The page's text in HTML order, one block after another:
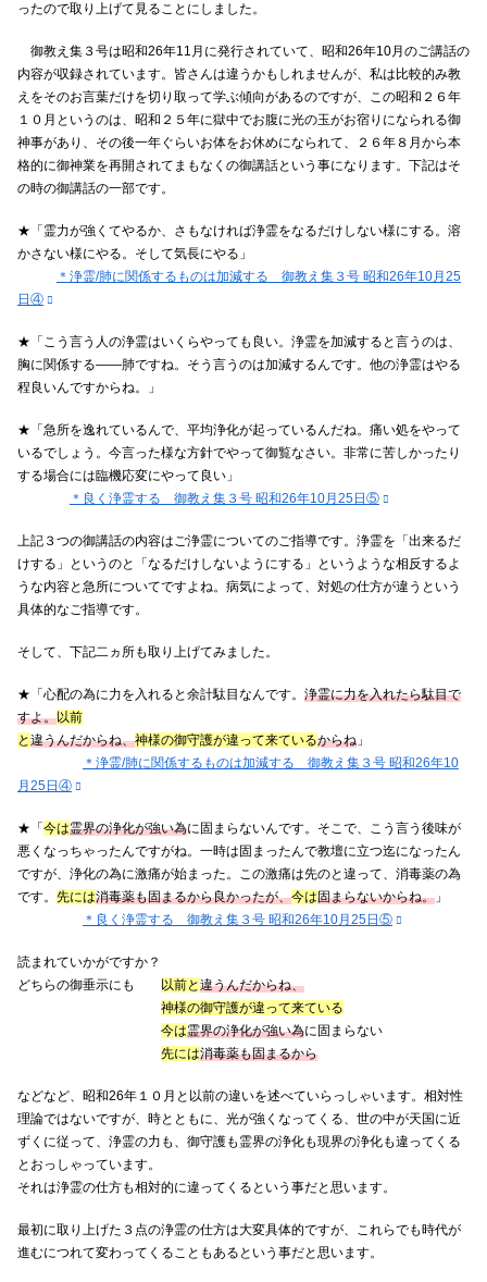
ったので取り上げて見ることにしました。
御教え集３号は昭和26年11月に発行されていて、昭和26年10月のご講話の
内容が収録されています。皆さんは違うかもしれませんが、私は比較的み教
えをそのお言葉だけを切り取って学ぶ傾向があるのですが、この昭和２６年
１０月というのは、昭和２５年に獄中でお腹に光の玉がお宿りになられる御
神事があり、その後一年ぐらいお体をお休めになられて、２６年８月から本
格的に御神業を再開されてまもなくの御講話という事になります。下記はそ
の時の御講話の一部です。
★「霊力が強くてやるか、さもなければ浄霊をなるだけしない様にする。溶
かさない様にやる。そして気長にやる」
＊浄霊/肺に関係するものは加減する 御教え集３号 昭和26年10月25
日④
★「こう言う人の浄霊はいくらやっても良い。浄霊を加減すると言うのは、
胸に関係する――肺ですね。そう言うのは加減するんです。他の浄霊はやる
程良いんですからね。」
★「急所を逸れているんで、平均浄化が起っているんだね。痛い処をやって
いるでしょう。今言った様な方針でやって御覧なさい。非常に苦しかったり
する場合には臨機応変にやって良い」
＊良く浄霊する 御教え集３号 昭和26年10月25日⑤
上記３つの御講話の内容はご浄霊についてのご指導です。浄霊を「出来るだ
けする」というのと「なるだけしないようにする」というような相反するよ
うな内容と急所についてですよね。病気によって、対処の仕方が違うという
具体的なご指導です。
そして、下記二ヵ所も取り上げてみました。
★「心配の為に力を入れると余計駄目なんです。 浄霊に力を入れたら駄目で
すよ。以前
と違うんだからね、神様の御守護が違って来ているからね 」
＊浄霊/肺に関係するものは加減する 御教え集３号 昭和26年10
月25日④
★「 今は霊界の浄化が強い為に固まらないんです。そこで、こう言う後味が
悪くなっちゃったんですがね。一時は固まったんで教壇に立つ迄になったん
ですが、浄化の為に激痛が始まった。この激痛は先のと違って、消毒薬の為
です。 先には消毒薬も固まるから良かったが、今は固まらないからね。 」
＊良く浄霊する 御教え集３号 昭和26年10月25日⑤
読まれていかがですか？
どちらの御垂示にも
以前と違うんだからね、
神様の御守護が違って来ている
今は霊界の浄化が強い為に固まらない
先には消毒薬も固まるから
などなど、昭和26年１０月と以前の違いを述べていらっしゃいます。相対性
理論ではないですが、時とともに、光が強くなってくる、世の中が天国に近
ずくに従って、浄霊の力も、御守護も霊界の浄化も現界の浄化も違ってくる
とおっしゃっています。
それは浄霊の仕方も相対的に違ってくるという事だと思います。
最初に取り上げた３点の浄霊の仕方は大変具体的ですが、これらでも時代が
進むにつれて変わってくることもあるという事だと思います。